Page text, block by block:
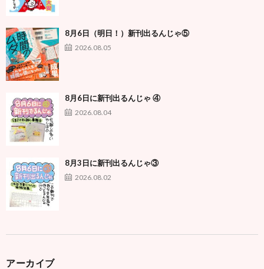
8月6日（明日！）新刊出るんじゃ⑤
2026.08.05
8月6日に新刊出るんじゃ ④
2026.08.04
8月3日に新刊出るんじゃ③
2026.08.02
アーカイブ